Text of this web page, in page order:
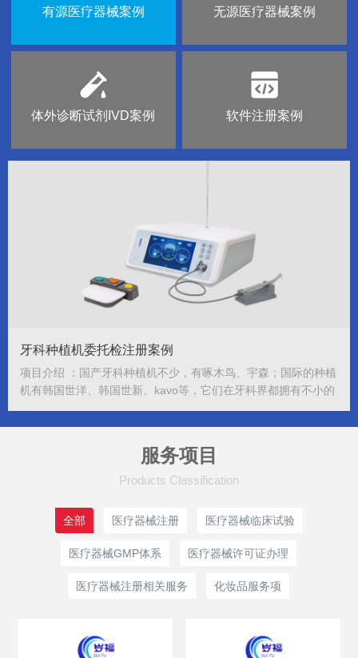
有源医疗器械案例 无源医疗器械案例
体外诊断试剂IVD案例 软件注册案例
牙科种植机委托检注册案例
项目介绍 ：国产牙科种植机不少，有啄木鸟、宇森；国际的种植
机有韩国世洋、韩国世新、kavo等，它们在牙科界都拥有不小的
看更多]
服务项目
Products Classification
全部 医疗器械注册 医疗器械临床试验
医疗器械GMP体系 医疗器械许可证办理
医疗器械注册相关服务 化妆品服务项